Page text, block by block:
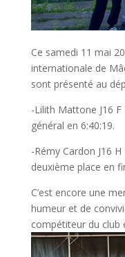
Ce samedi 11 mai
internationale de
sont présenté au
-Lilith Mattone J16
général en 6:40:19.
-Rémy Cardon J16
deuxième place en
C’est encore une
humeur et de
compétiteur du club